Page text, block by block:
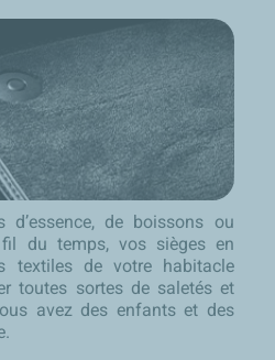
d’essence, de boissons ou
du temps, vos sièges en
textiles de votre habitacle
toutes sortes de saletés et
avez des enfants et des